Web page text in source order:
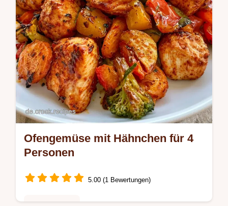
Ofengemüse mit Hähnchen für 4
Personen
5.00 (1 Bewertungen)